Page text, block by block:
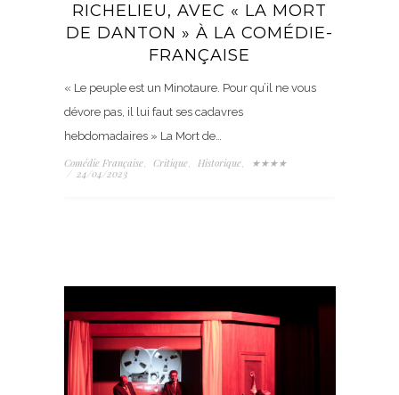
RICHELIEU, AVEC « LA MORT
DE DANTON » À LA COMÉDIE-
FRANÇAISE
« Le peuple est un Minotaure. Pour qu’il ne vous
dévore pas, il lui faut ses cadavres
hebdomadaires » La Mort de…
Comédie Française, Critique, Historique,
★★★★
/ 24/04/2023